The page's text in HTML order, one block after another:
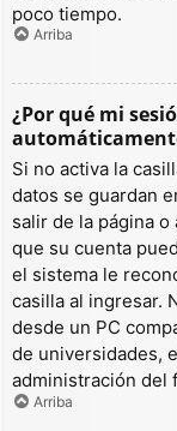
poco tiempo.
Arriba
¿Por qué mi
Si no activa la
datos se guardan
salir de la página
que su cuenta
el sistema le
casilla al ingresar.
desde un PC
de universidades,
administración del
Arriba